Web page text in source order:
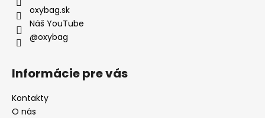
oxybag.sk
Náš YouTube
@oxybag
Informácie pre vás
Kontakty
O nás